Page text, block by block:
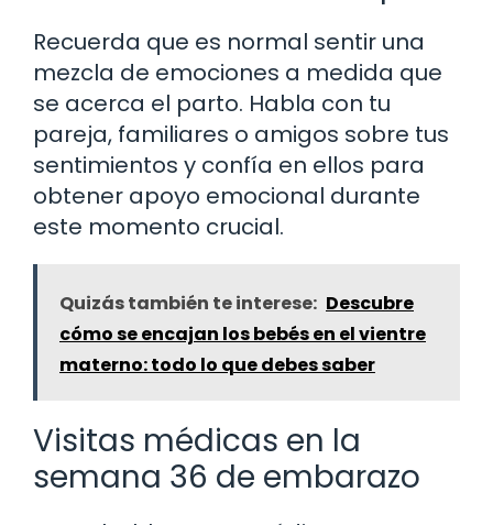
Recuerda que es normal sentir una
mezcla de emociones a medida que
se acerca el parto. Habla con tu
pareja, familiares o amigos sobre tus
sentimientos y confía en ellos para
obtener apoyo emocional durante
este momento crucial.
Quizás también te interese: Descubre
cómo se encajan los bebés en el vientre
materno: todo lo que debes saber
Visitas médicas en la
semana 36 de embarazo